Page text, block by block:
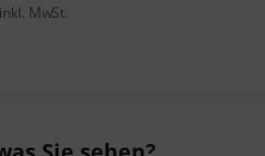
MwSt.